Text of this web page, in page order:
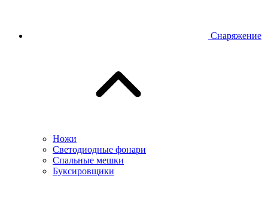
Снаряжение
Ножи
Светодиодные фонари
Спальные мешки
Буксировщики